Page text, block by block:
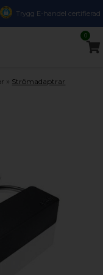
Trygg E-handel certifierad
0
» Strömadaptrar